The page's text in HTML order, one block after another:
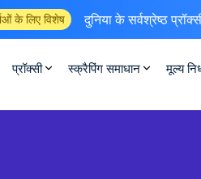
के लिए विशेष दुनिया के सर्वश्रेष्ठ
प्रॉक्सी स्क्रैपिंग समाधान मूल्य